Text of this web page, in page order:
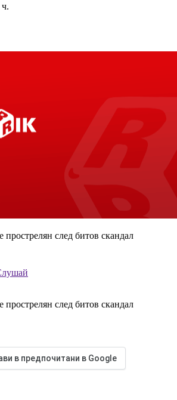
след битов скандал
след битов скандал
в предпочитани в Google